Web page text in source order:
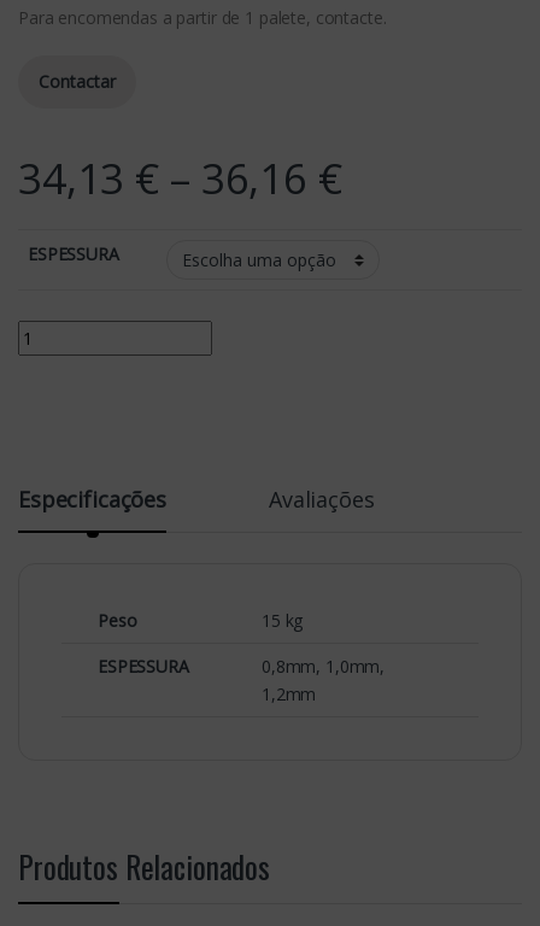
Para encomendas a partir de 1 palete, contacte.
Contactar
34,13 € – 36,16 €Price
ESPESSURA
Quantity
Especificações Avaliações
Peso
15 kg
ESPESSURA
0,8mm, 1,0mm,
1,2mm
Produtos Relacionados